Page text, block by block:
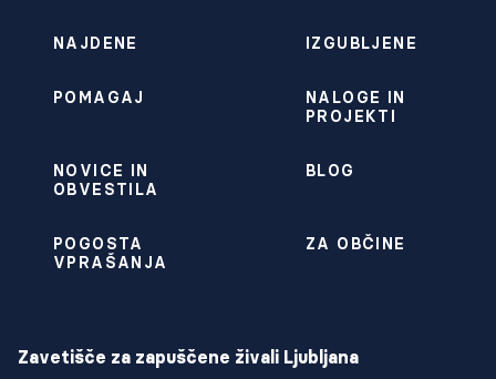
NAJDENE IZGUBLJENE
POMAGAJ
NALOGE IN
PROJEKTI
NOVICE IN
OBVESTILA
BLOG
POGOSTA
VPRAŠANJA
ZA OBČINE
Zavetišče za zapuščene živali Ljubljana